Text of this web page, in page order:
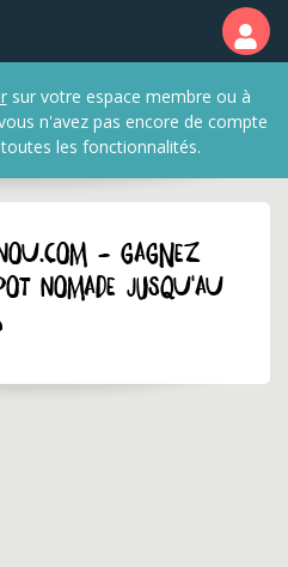
sur votre espace membre ou à
n'avez pas encore de compte
les fonctionnalités.
- Gagnez
nomade jusqu'au